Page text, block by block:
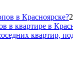
в Красноярске?
в квартире в
квартир,